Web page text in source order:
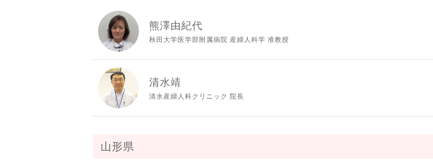
熊澤由紀代
秋田大学医学部附属病院 産婦人科学 准教授
清水靖
清水産婦人科クリニック 院長
山形県